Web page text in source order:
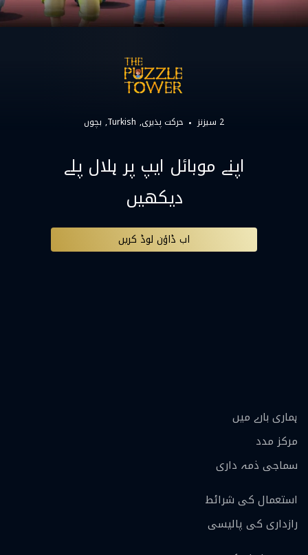
2 سیزنز حرکت پذیری Turkish بچوں
اپنے موبائل ایپ پر ہلال پلے
دیکھیں
اب ڈاؤن لوڈ کریں
ہماری بارے ميں
مرکز مدد
سماجی ذمہ داری
استعمال کی شرائط
رازداری کی پالیسی